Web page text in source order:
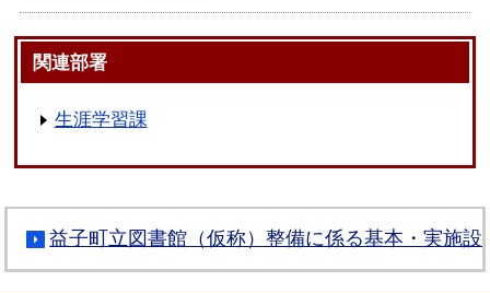
関連部署
生涯学習課
益子町立図書館（仮称）整備に係る基本・実施